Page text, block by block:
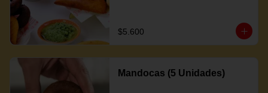
$5.600
Mandocas (5 Unidades)